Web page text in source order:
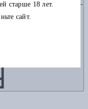
старше 18 лет.
сайт.